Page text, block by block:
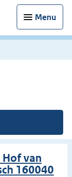
Menu
Hof van
160040